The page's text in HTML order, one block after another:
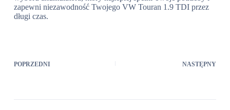
zapewni niezawodność Twojego VW Touran 1.9 TDI przez
długi czas.
POPRZEDNI NASTĘPNY